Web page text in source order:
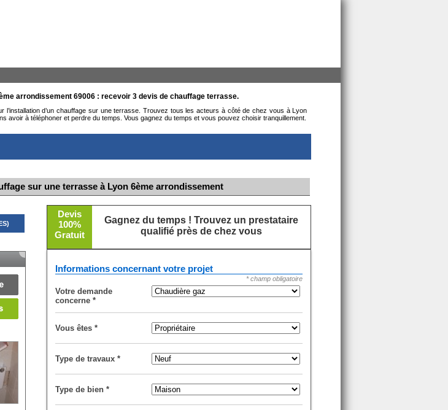
arrondissement 69006 : recevoir 3 devis de chauffage terrasse.
d’un chauffage sur une terrasse. Trouvez tous les acteurs à côté de chez vous à Lyon
à téléphoner et perdre du temps. Vous gagnez du temps et vous pouvez choisir tranquillement.
sur une terrasse à Lyon 6ème arrondissement
- 69
Devis
100%
Gratuit
Gagnez du temps ! Trouvez un prestataire
qualifié près de chez vous
Informations concernant votre projet
* champ obligatoire
Votre demande
concerne *
Vous êtes *
Type de travaux *
Type de bien *